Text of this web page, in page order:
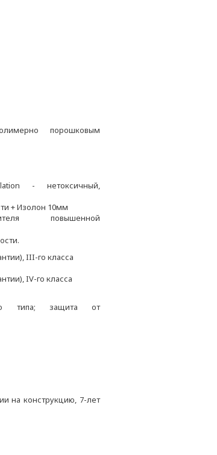
порошковым
- нетоксичный,
+ Изолон 10мм
повышенной
III-го класса
IV-го класса
типа; защита от
на конструкцию, 7-лет